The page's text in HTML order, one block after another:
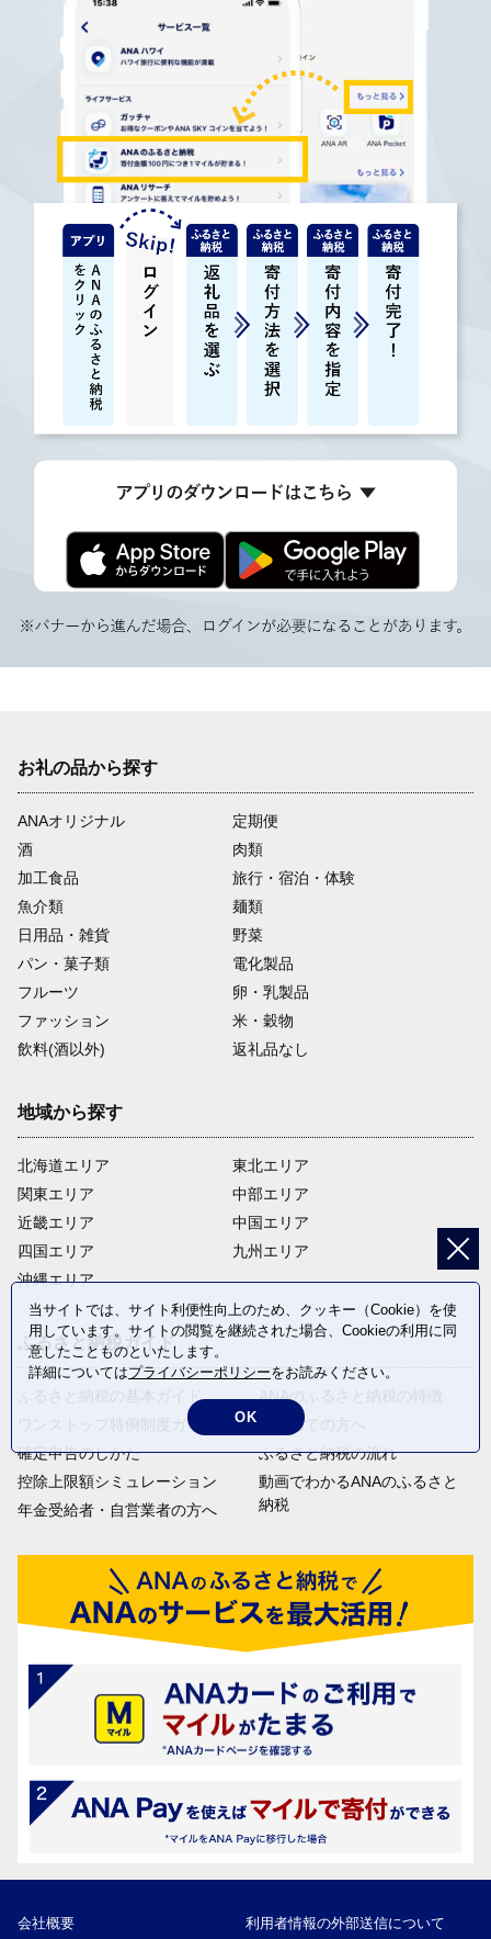
お礼の品から探す
ANAオリジナル
定期便
酒
肉類
加工食品
旅行・宿泊・体験
魚介類
麺類
日用品・雑貨
野菜
パン・菓子類
電化製品
フルーツ
卵・乳製品
ファッション
米・穀物
飲料(酒以外)
返礼品なし
地域から探す
北海道エリア
関東エリア
近畿エリア
四国エリア
沖縄エリア
東北エリア
中部エリア
中国エリア
九州エリア
ふるさと納税ガイド
ふるさと納税の基本ガイド
ワンストップ特例制度ガイド
確定申告のしかた
控除上限額シミュレーション
年金受給者・自営業者の方へ
ANAのふるさと納税の特徴
はじめての方へ
ふるさと納税の流れ
動画でわかるANAのふるさと
納税
会社概要 利用者情報の外部送信について
当サイトでは、サイト利便性向上のため、クッキー（Cookie）を使
用しています。サイトの閲覧を継続された場合、Cookieの利用に同
意したことものといたします。
詳細についてはプライバシーポリシーをお読みください。
OK